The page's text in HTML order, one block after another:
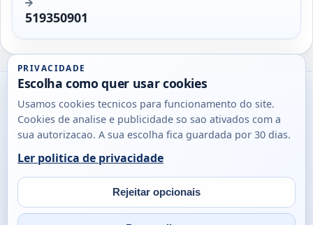
519350901
Utils
DB
Consultas
para
cidadaos,
SobrePrivacidade
Campos
Email
PRIVACIDADE
Escolha como quer usar cookies
Usamos cookies tecnicos para funcionamento do site.
Cookies de analise e publicidade so sao ativados com a
sua autorizacao. A sua escolha fica guardada por 30 dias.
Ler politica de privacidade
Rejeitar opcionais